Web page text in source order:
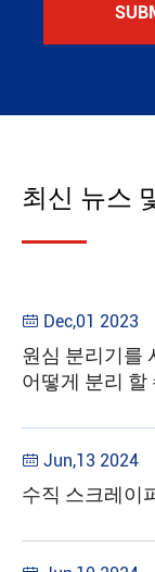
최신 뉴스
 Dec,01 2023
원심 분리기를
어떻게 분리 할
 Jun,13 2024
수직 스크레이